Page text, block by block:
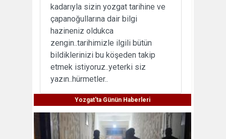
kadarıyla sizin yozgat tarihine ve
çapanoğullarına dair bilgi
hazineniz oldukca
zengin..tarihimizle ilgili bütün
bildiklerinizi bu köşeden takip
etmek istiyoruz..yeterki siz
yazın..hürmetler..
Yozgat'ta Günün Haberleri